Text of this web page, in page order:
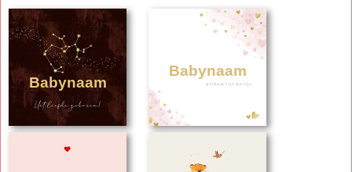
Babynaam
Babynaam